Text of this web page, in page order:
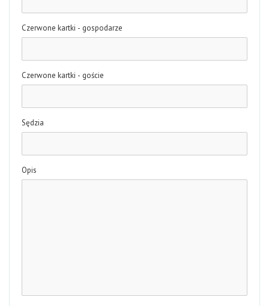
Czerwone kartki - gospodarze
Czerwone kartki - goście
Sędzia
Opis